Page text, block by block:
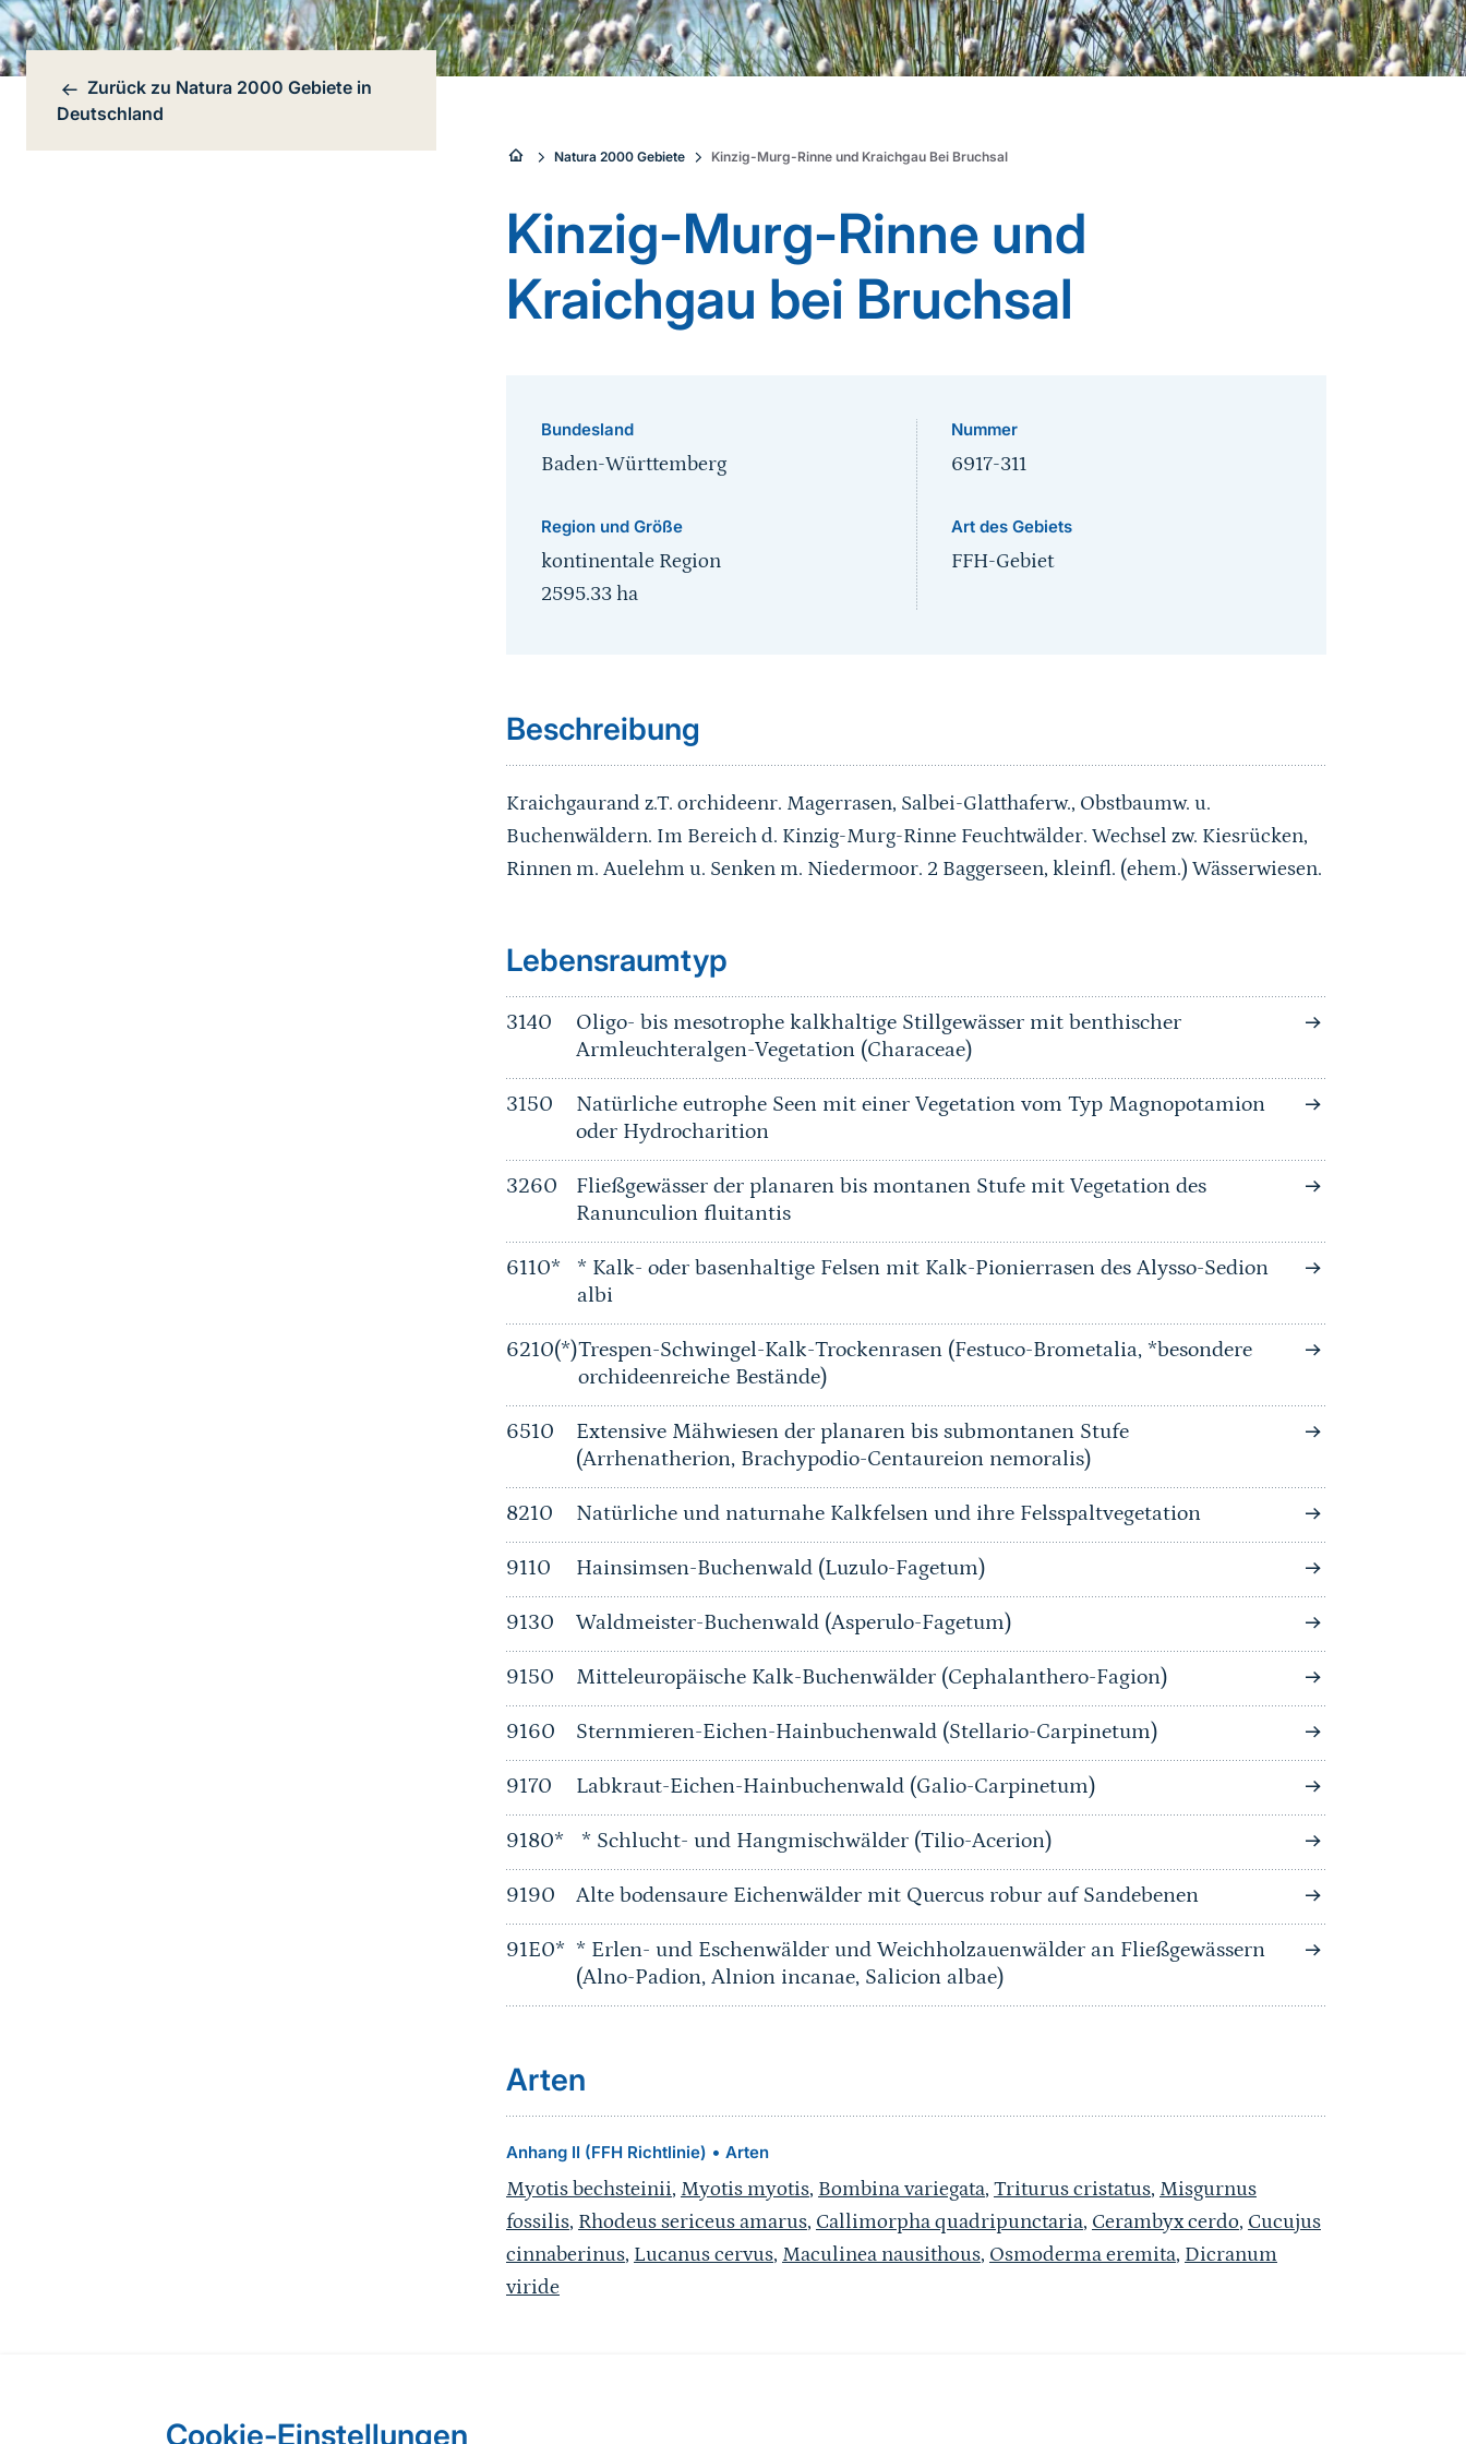
Cookie-Einstellungen
Bereichsnavigation
Zurück zu Natura 2000 Gebiete in
Deutschland
Sie
sind
hier:
Natura 2000 Gebiete Kinzig-Murg-Rinne und Kraichgau Bei Bruchsal
Kinzig-Murg-Rinne und
Kraichgau bei Bruchsal
Bundesland
Baden-Württemberg
Region und Größe
kontinentale Region
2595.33ha
Nummer
6917-311
Art des Gebiets
FFH-Gebiet
Beschreibung
Kraichgaurand z.T. orchideenr. Magerrasen, Salbei-Glatthaferw., Obstbaumw. u.
Buchenwäldern. Im Bereich d. Kinzig-Murg-Rinne Feuchtwälder. Wechsel zw. Kiesrücken,
Rinnen m. Auelehm u. Senken m. Niedermoor. 2 Baggerseen, kleinfl. (ehem.) Wässerwiesen.
Sprungmarke
Lebensraumtyp
3140
Oligo- bis mesotrophe kalkhaltige Stillgewässer mit benthischer
Armleuchteralgen-Vegetation (Characeae)
3150
Natürliche eutrophe Seen mit einer Vegetation vom Typ Magnopotamion
oder Hydrocharition
3260
Fließgewässer der planaren bis montanen Stufe mit Vegetation des
Ranunculion fluitantis
6110*
* Kalk- oder basenhaltige Felsen mit Kalk-Pionierrasen des Alysso-Sedion
albi
6210(*)Trespen-Schwingel-Kalk-Trockenrasen (Festuco-Brometalia, *besondere
orchideenreiche Bestände)
6510
Extensive Mähwiesen der planaren bis submontanen Stufe
(Arrhenatherion, Brachypodio-Centaureion nemoralis)
8210 Natürliche und naturnahe Kalkfelsen und ihre Felsspaltvegetation
9110 Hainsimsen-Buchenwald (Luzulo-Fagetum)
9130 Waldmeister-Buchenwald (Asperulo-Fagetum)
9150 Mitteleuropäische Kalk-Buchenwälder (Cephalanthero-Fagion)
9160 Sternmieren-Eichen-Hainbuchenwald (Stellario-Carpinetum)
9170 Labkraut-Eichen-Hainbuchenwald (Galio-Carpinetum)
9180* * Schlucht- und Hangmischwälder (Tilio-Acerion)
9190 Alte bodensaure Eichenwälder mit Quercus robur auf Sandebenen
91E0* * Erlen- und Eschenwälder und Weichholzauenwälder an Fließgewässern
(Alno-Padion, Alnion incanae, Salicion albae)
Arten
Anhang II (FFH Richtlinie) • Arten
Myotis bechsteinii, Myotis myotis, Bombina variegata, Triturus cristatus, Misgurnus
fossilis, Rhodeus sericeus amarus, Callimorpha quadripunctaria, Cerambyx cerdo, Cucujus
cinnaberinus, Lucanus cervus, Maculinea nausithous, Osmoderma eremita, Dicranum
viride